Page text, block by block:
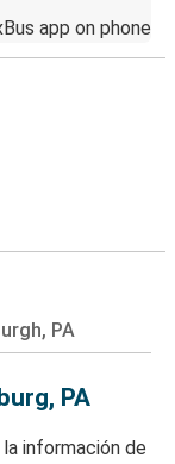
PA
PA
información de